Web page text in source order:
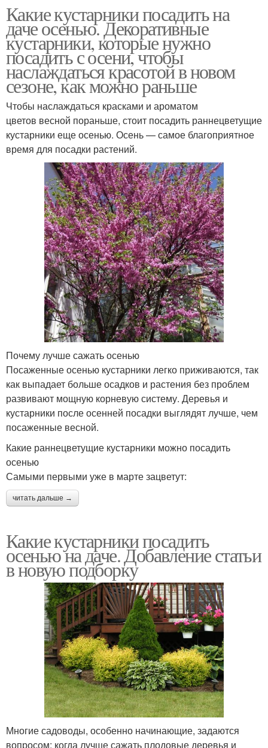
Какие кустарники посадить на
даче осенью. Декоративные
кустарники, которые нужно
посадить с осени, чтобы
наслаждаться красотой в новом
сезоне, как можно раньше
Чтобы наслаждаться красками и ароматом
цветов весной пораньше, стоит посадить раннецветущие
кустарники еще осенью. Осень — самое благоприятное
время для посадки растений.
Почему лучше сажать осенью
Посаженные осенью кустарники легко приживаются, так
как выпадает больше осадков и растения без проблем
развивают мощную корневую систему. Деревья и
кустарники после осенней посадки выглядят лучше, чем
посаженные весной.
Какие раннецветущие кустарники можно посадить
осенью
Самыми первыми уже в марте зацветут:
читать дальше →
Какие кустарники посадить
осенью на даче. Добавление статьи
в новую подборку
Многие садоводы, особенно начинающие, задаются
вопросом: когда лучше сажать плодовые деревья и